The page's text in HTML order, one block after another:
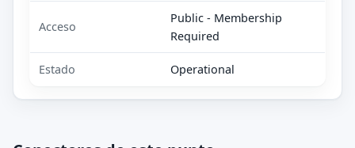
Acceso
Public - Membership
Required
Estado Operational